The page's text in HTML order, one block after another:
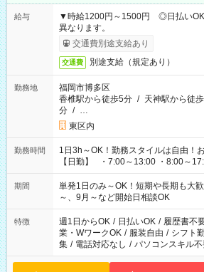
給与
▼時給1200円～1500円 ◎日払い
異なります。
交通費別途支給あり
交通費 別途支給（規定あり）
勤務地
福岡市博多区
香椎駅から徒歩5分 / 天神駅から徒
分 / …
東区内
勤務時間
1日3h～OK！勤務スタイルは自由！
【日勤】 ・7:00～13:00 ・8:00～
～18:00 ・10:00～19:00 ・13:00～
16:00～19:00 【夜勤】 ・17:00～21:00 ・18:00～23:00 ・
21:00～翌6:00 ・23:00～翌8:00 など
期間
単発1日のみ～OK！短期や長期も大
～、9月～など開始日相談OK
特徴 週1日からOK / 日払いOK / 履歴書不
業・WワークOK / 服装自由 / シフト
集 / 電話対応なし / パソコンスキル